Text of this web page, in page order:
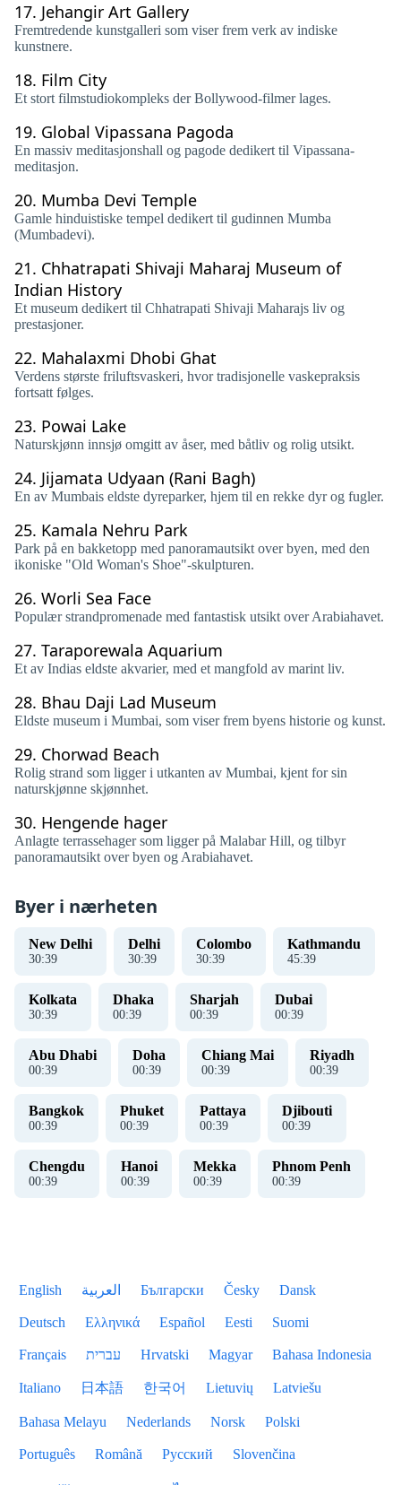
17. Jehangir Art Gallery
Fremtredende kunstgalleri som viser frem verk av indiske
kunstnere.
18. Film City
Et stort filmstudiokompleks der Bollywood-filmer lages.
19. Global Vipassana Pagoda
En massiv meditasjonshall og pagode dedikert til Vipassana-
meditasjon.
20. Mumba Devi Temple
Gamle hinduistiske tempel dedikert til gudinnen Mumba
(Mumbadevi).
21. Chhatrapati Shivaji Maharaj Museum of
Indian History
Et museum dedikert til Chhatrapati Shivaji Maharajs liv og
prestasjoner.
22. Mahalaxmi Dhobi Ghat
Verdens største friluftsvaskeri, hvor tradisjonelle vaskepraksis
fortsatt følges.
23. Powai Lake
Naturskjønn innsjø omgitt av åser, med båtliv og rolig utsikt.
24. Jijamata Udyaan (Rani Bagh)
En av Mumbais eldste dyreparker, hjem til en rekke dyr og fugler.
25. Kamala Nehru Park
Park på en bakketopp med panoramautsikt over byen, med den
ikoniske "Old Woman's Shoe"-skulpturen.
26. Worli Sea Face
Populær strandpromenade med fantastisk utsikt over Arabiahavet.
27. Taraporewala Aquarium
Et av Indias eldste akvarier, med et mangfold av marint liv.
28. Bhau Daji Lad Museum
Eldste museum i Mumbai, som viser frem byens historie og kunst.
29. Chorwad Beach
Rolig strand som ligger i utkanten av Mumbai, kjent for sin
naturskjønne skjønnhet.
30. Hengende hager
Anlagte terrassehager som ligger på Malabar Hill, og tilbyr
panoramautsikt over byen og Arabiahavet.
Byer i nærheten
New Delhi
30:40
Delhi
30:40
Colombo
30:40
Kathmandu
45:40
Kolkata
30:40
Dhaka
00:40
Sharjah
00:40
Dubai
00:40
Abu Dhabi
00:40
Doha
00:40
Chiang Mai
00:40
Riyadh
00:40
Bangkok
00:40
Phuket
00:40
Pattaya
00:40
Djibouti
00:40
Chengdu
00:40
Hanoi
00:40
Mekka
00:40
Phnom Penh
00:40
English العربية Български Česky Dansk
Deutsch Ελληνικά Español Eesti Suomi
Français עברית Hrvatski Magyar Bahasa Indonesia
Italiano 日本語 한국어 Lietuvių Latviešu
Bahasa Melayu Nederlands Norsk Polski
Português Română Русский Slovenčina